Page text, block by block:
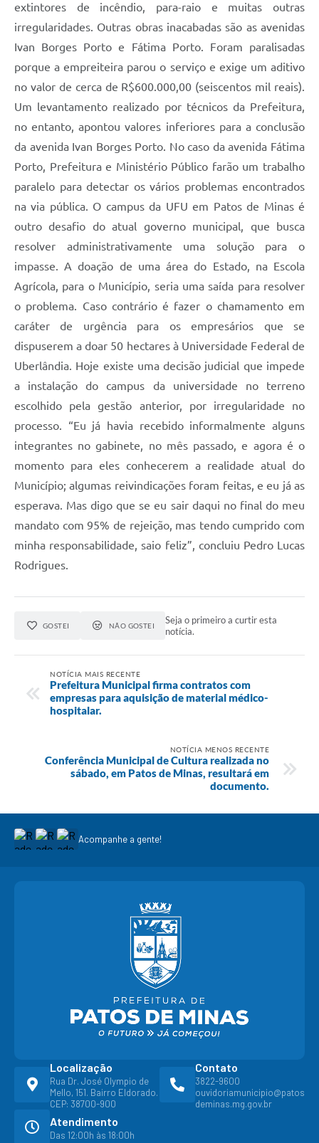
extintores de incêndio, para-raio e muitas outras
irregularidades. Outras obras inacabadas são as avenidas
Ivan Borges Porto e Fátima Porto. Foram paralisadas
porque a empreiteira parou o serviço e exige um aditivo
no valor de cerca de R$600.000,00 (seiscentos mil reais).
Um levantamento realizado por técnicos da Prefeitura,
no entanto, apontou valores inferiores para a conclusão
da avenida Ivan Borges Porto. No caso da avenida Fátima
Porto, Prefeitura e Ministério Público farão um trabalho
paralelo para detectar os vários problemas encontrados
na via pública. O campus da UFU em Patos de Minas é
outro desafio do atual governo municipal, que busca
resolver administrativamente uma solução para o
impasse. A doação de uma área do Estado, na Escola
Agrícola, para o Município, seria uma saída para resolver
o problema. Caso contrário é fazer o chamamento em
caráter de urgência para os empresários que se
dispuserem a doar 50 hectares à Universidade Federal de
Uberlândia. Hoje existe uma decisão judicial que impede
a instalação do campus da universidade no terreno
escolhido pela gestão anterior, por irregularidade no
processo. “Eu já havia recebido informalmente alguns
integrantes no gabinete, no mês passado, e agora é o
momento para eles conhecerem a realidade atual do
Município; algumas reivindicações foram feitas, e eu já as
esperava. Mas digo que se eu sair daqui no final do meu
mandato com 95% de rejeição, mas tendo cumprido com
minha responsabilidade, saio feliz”, concluiu Pedro Lucas
Rodrigues.
GOSTEI NÃO GOSTEI
Seja o primeiro a curtir esta
notícia.
NOTÍCIA MAIS RECENTE
Prefeitura Municipal firma contratos com
empresas para aquisição de material médico-
hospitalar.
NOTÍCIA MENOS RECENTE
Conferência Municipal de Cultura realizada no
sábado, em Patos de Minas, resultará em
documento.
Acompanhe a gente!
Localização
Rua Dr. José Olympio de
Mello, 151. Bairro Eldorado.
CEP: 38700-900
Contato
3822-9600
ouvidoriamunicipio@patos
deminas.mg.gov.br
Atendimento
Das 12:00h às 18:00h